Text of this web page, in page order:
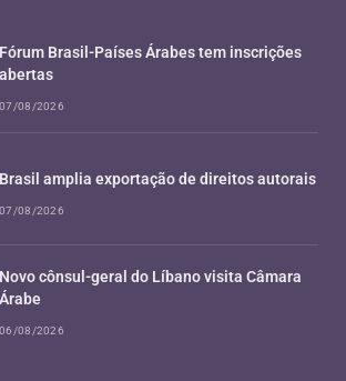
Fórum Brasil-Países Árabes tem inscrições
abertas
07/08/2026
Brasil amplia exportação de direitos autorais
07/08/2026
Novo cônsul-geral do Líbano visita Câmara
Árabe
06/08/2026